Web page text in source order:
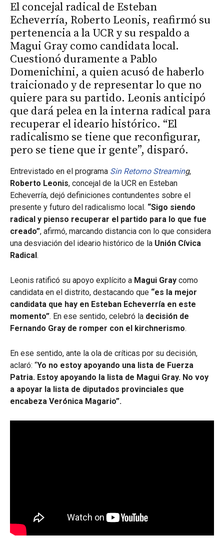
El concejal radical de Esteban
Echeverría, Roberto Leonis, reafirmó su
pertenencia a la UCR y su respaldo a
Magui Gray como candidata local.
Cuestionó duramente a Pablo
Domenichini, a quien acusó de haberlo
traicionado y de representar lo que no
quiere para su partido. Leonis anticipó
que dará pelea en la interna radical para
recuperar el ideario histórico. “El
radicalismo se tiene que reconfigurar,
pero se tiene que ir gente”, disparó.
Entrevistado en el programa Sin Retorno Streaming,
Roberto Leonis, concejal de la UCR en Esteban
Echeverría, dejó definiciones contundentes sobre el
presente y futuro del radicalismo local. “Sigo siendo
radical y pienso recuperar el partido para lo que fue
creado”, afirmó, marcando distancia con lo que considera
una desviación del ideario histórico de la Unión Cívica
Radical .
Leonis ratificó su apoyo explícito a Magui Gray como
candidata en el distrito, destacando que “es la mejor
candidata que hay en Esteban Echeverría en este
momento”. En ese sentido, celebró la decisión de
Fernando Gray de romper con el kirchnerismo.
En ese sentido, ante la ola de críticas por su decisión,
aclaró: “Yo no estoy apoyando una lista de Fuerza
Patria. Estoy apoyando la lista de Magui Gray. No voy
a apoyar la lista de diputados provinciales que
encabeza Verónica Magario”.